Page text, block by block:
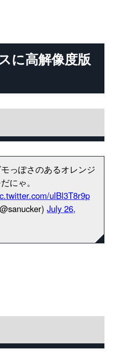
に高解像度版
っぽさのあるオレンジ
にゃ。
ulBl3T8r9p
July 26,